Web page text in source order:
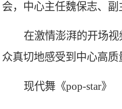
会，中心主任魏保志、副
在激情澎湃的开场
众真切地感受到中心高质
现代舞《pop-star》